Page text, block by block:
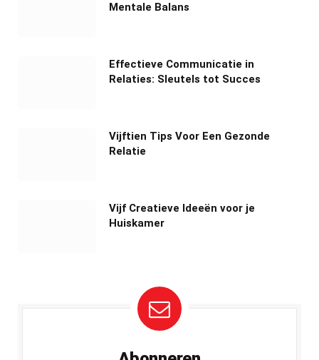
Mentale Balans
Effectieve Communicatie in
Relaties: Sleutels tot Succes
Vijftien Tips Voor Een Gezonde
Relatie
Vijf Creatieve Ideeën voor je
Huiskamer